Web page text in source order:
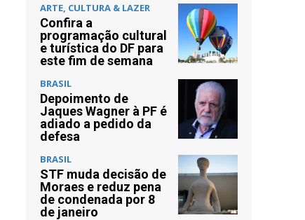
ARTE, CULTURA & LAZER
Confira a
programação cultural
e turística do DF para
este fim de semana
BRASIL
Depoimento de
Jaques Wagner à PF é
adiado a pedido da
defesa
BRASIL
STF muda decisão de
Moraes e reduz pena
de condenada por 8
de janeiro